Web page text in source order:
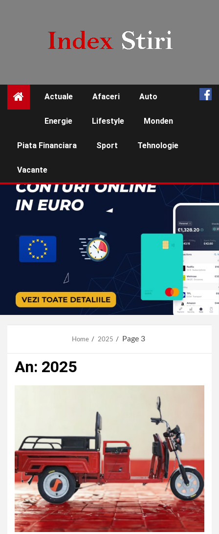
Actuale Afaceri Auto
Energie Lifestyle Monden
Piata Financiara Sport Tehnologie
Vacante
Home 2025 Page 3
An: 2025